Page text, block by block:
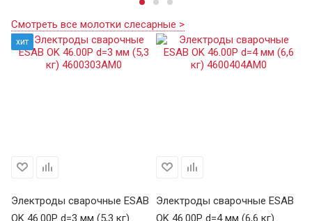
Смотреть все молотки слесарные >
хит
Электроды сварочные ESAB
OK 46.00Р d=3 мм (5,3 кг)
Электроды сварочные ESAB
OK 46.00Р d=4 мм (6,6 кг)